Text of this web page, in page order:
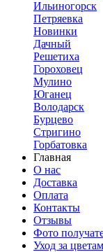
Ильиногорск
Петряевка
Новинки
Дачный
Решетиха
Гороховец
Мулино
Юганец
Володарск
Бурцево
Стригино
Горбатовка
Главная
О нас
Доставка
Оплата
Контакты
Отзывы
Фото
Уход за